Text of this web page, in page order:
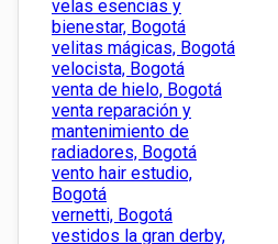
velas esencias y
bienestar, Bogotá
velitas mágicas, Bogotá
velocista, Bogotá
venta de hielo, Bogotá
venta reparación y
mantenimiento de
radiadores, Bogotá
vento hair estudio,
Bogotá
vernetti, Bogotá
vestidos la gran derby,